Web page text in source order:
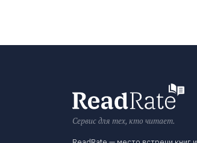
Сервис для тех, кто читает.